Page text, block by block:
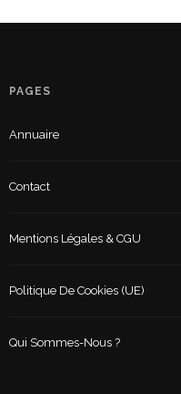
PAGES
Annuaire
Contact
Mentions Légales & CGU
Politique De Cookies (UE)
Qui Sommes-Nous ?